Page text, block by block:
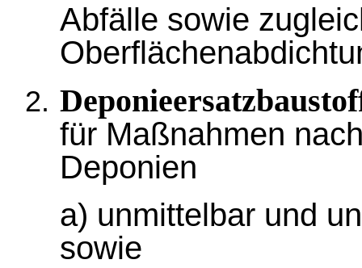
Abfälle sowie
für Maßnahmen
Deponien
a) unmittelbar und
sowie